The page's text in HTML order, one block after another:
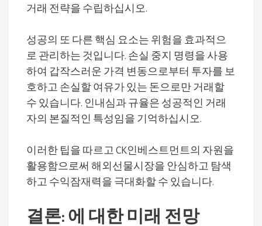
거래 전략을 수립하십시오.
성공의 또 다른 핵심 요소는 위험을 효과적으
로 관리하는 것입니다. 손실 중지 명령을 사용
하여 갑작스러운 가격 변동으로부터 투자를 보
호하고 손실할 여유가 있는 돈으로만 거래할
수 있습니다. 인내심과 규율은 성공적인 거래
자의 본질적인 특성임을 기억하십시오.
이러한 팁을 따르고 CK인베스트먼트의 자원을
활용함으로써 해외선물시장을 안심하고 탐색
하고 수익잠재력을 극대화할 수 있습니다.
결론: 에 대한 미래 전망